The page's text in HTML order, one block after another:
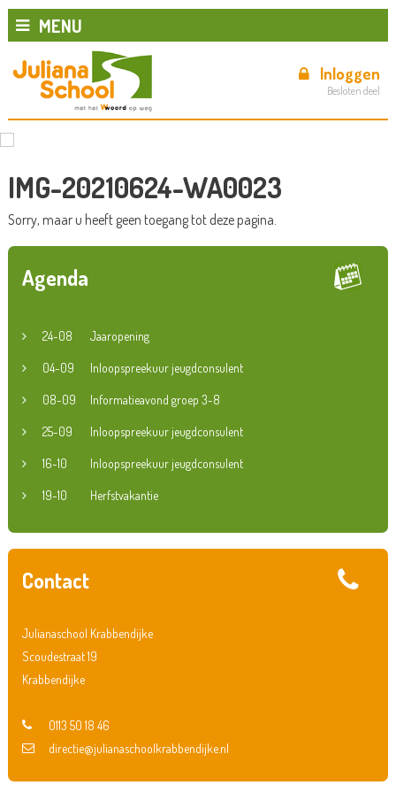
MENU
Inloggen
Besloten deel
IMG-20210624-WA0023
Sorry, maar u heeft geen toegang tot deze pagina.
Agenda
24-08 Jaaropening
04-09 Inloopspreekuur jeugdconsulent
08-09 Informatieavond groep 3-8
25-09 Inloopspreekuur jeugdconsulent
16-10 Inloopspreekuur jeugdconsulent
19-10 Herfstvakantie
Contact
Julianaschool Krabbendijke
Scoudestraat 19
Krabbendijke
0113 50 18 46
directie@julianaschoolkrabbendijke.nl